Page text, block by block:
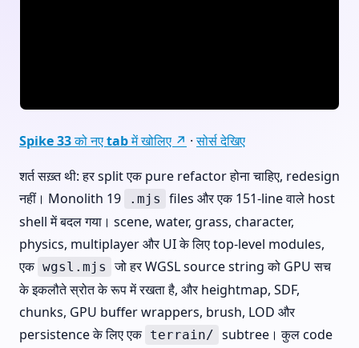
Spike 33 को नए tab में खोलिए ↗ ·सोर्स देखिए
शर्त सख़्त थी: हर split एक pure refactor होना चाहिए, redesign
नहीं। Monolith 19
.mjs
files और एक 151-line वाले host
shell में बदल गया। scene, water, grass, character,
physics, multiplayer और UI के लिए top-level modules,
एक wgsl.mjs जो हर WGSL source string को GPU सच
के इकलौते स्रोत के रूप में रखता है, और heightmap, SDF,
chunks, GPU buffer wrappers, brush, LOD और
persistence के लिए एक terrain/ subtree। कुल code